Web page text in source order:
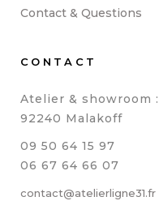
Contact & Questions
CONTACT
Atelier & showroom
92240 Malakoff
09 50 64 15 97
06 67 64 66 07
contact@atelierligne31.fr